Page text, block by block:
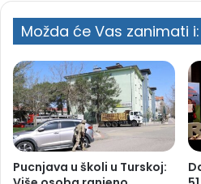
Možda će Vas zanimati i:
Pucnjava u školi u Turskoj: